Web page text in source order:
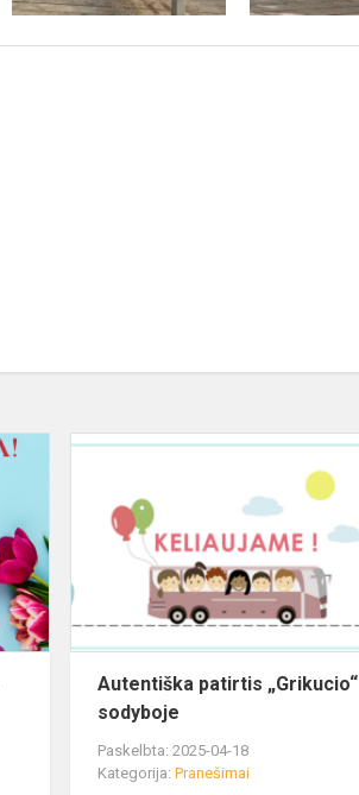
Autentiška patirtis „Grikucio“
sodyboje
Paskelbta: 2025-04-18
Kategorija:Pranešimai